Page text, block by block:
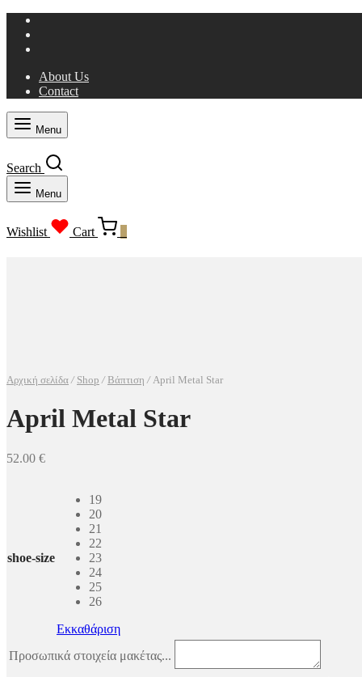
About Us
Contact
Menu
Search
Menu
Wishlist Cart
Αρχική σελίδα / Shop / Βάπτιση /April Metal Star
April Metal Star
52.00 €
shoe-size
19
20
21
22
23
24
25
26
Εκκαθάριση
Προσωπικά στοιχεία μακέτας...